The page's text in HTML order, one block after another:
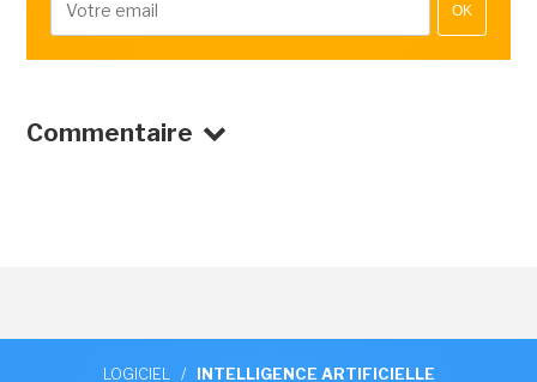
OK
Commentaire
LOGICIEL / INTELLIGENCE ARTIFICIELLE